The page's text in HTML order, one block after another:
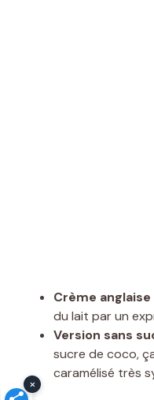
Crème
du lait par un
Version sans
sucre de coco,
caramélisé très
×